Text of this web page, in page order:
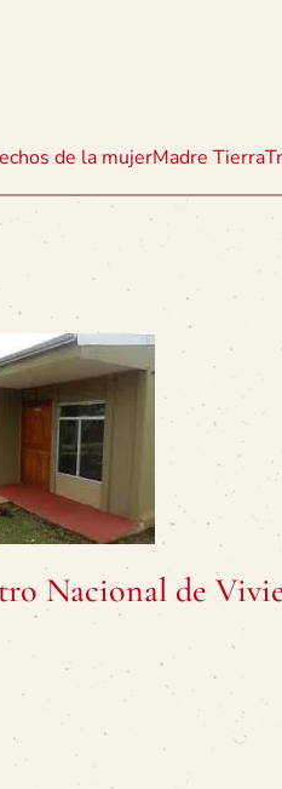
de la mujerMadre Tierra
Nacional de